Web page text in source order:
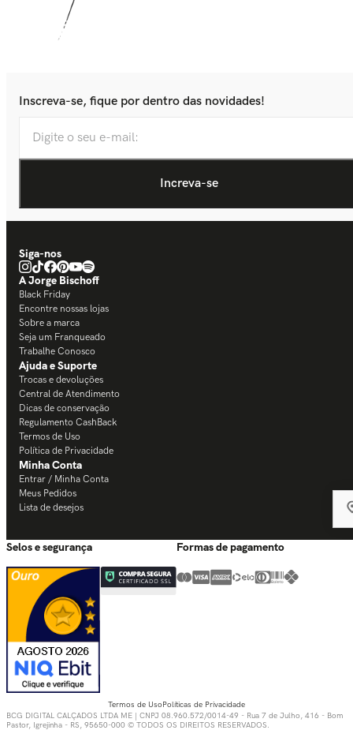
Inscreva-se, fique por dentro das novidades!
Siga-nos
A Jorge Bischoff
Black Friday
Encontre nossas lojas
Sobre a marca
Seja um Franqueado
Trabalhe Conosco
Ajuda e Suporte
Trocas e devoluções
Central de Atendimento
Dicas de conservação
Regulamento CashBack
Termos de Uso
Política de Privacidade
Minha Conta
Entrar / Minha Conta
Meus Pedidos
Lista de desejos
Selos e segurança Formas de pagamento
Termos de UsoPolíticas de Privacidade
BCG DIGITAL CALÇADOS LTDA ME | CNPJ 08.960.572/0014-49 - Rua 7 de Julho, 416 - Bom
Pastor, Igrejinha - RS, 95650-000 © TODOS OS DIREITOS RESERVADOS.